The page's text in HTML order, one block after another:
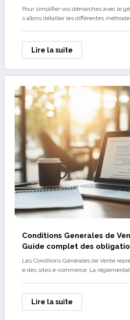
Pour simplifier vos démarches avec le
s allons détailler les différentes
Lire la suite
Conditions Generales de
Guide complet des
les vendeurs en ligne
Les Conditions Générales de Vente
e des sites e-commerce. La
Lire la suite